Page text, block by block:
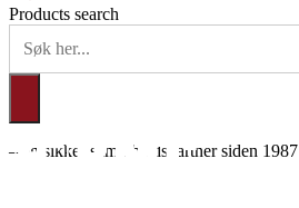
Products search
– en sikker samarbeidspartner siden 1987